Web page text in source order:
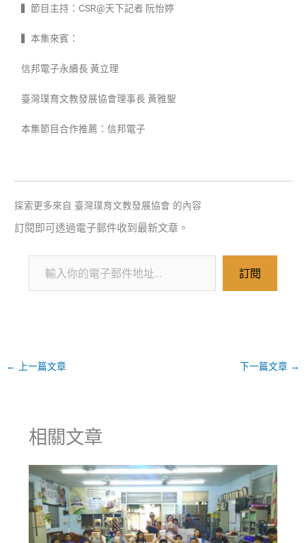
▍節目主持：CSR@天下記者 阮怡婷
▍本集來賓：
信邦電子永續長 黃立理
臺灣璞育文教發展協會理事長 黃雅聖
本集節目合作推薦：信邦電子
探索更多來自 臺灣璞育文教發展協會 的內容
訂閱即可透過電子郵件收到最新文章。
訂閱
← 上一篇文章 下一篇文章 →
相關文章